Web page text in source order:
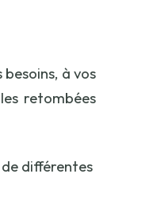
à vos
retombées
différentes